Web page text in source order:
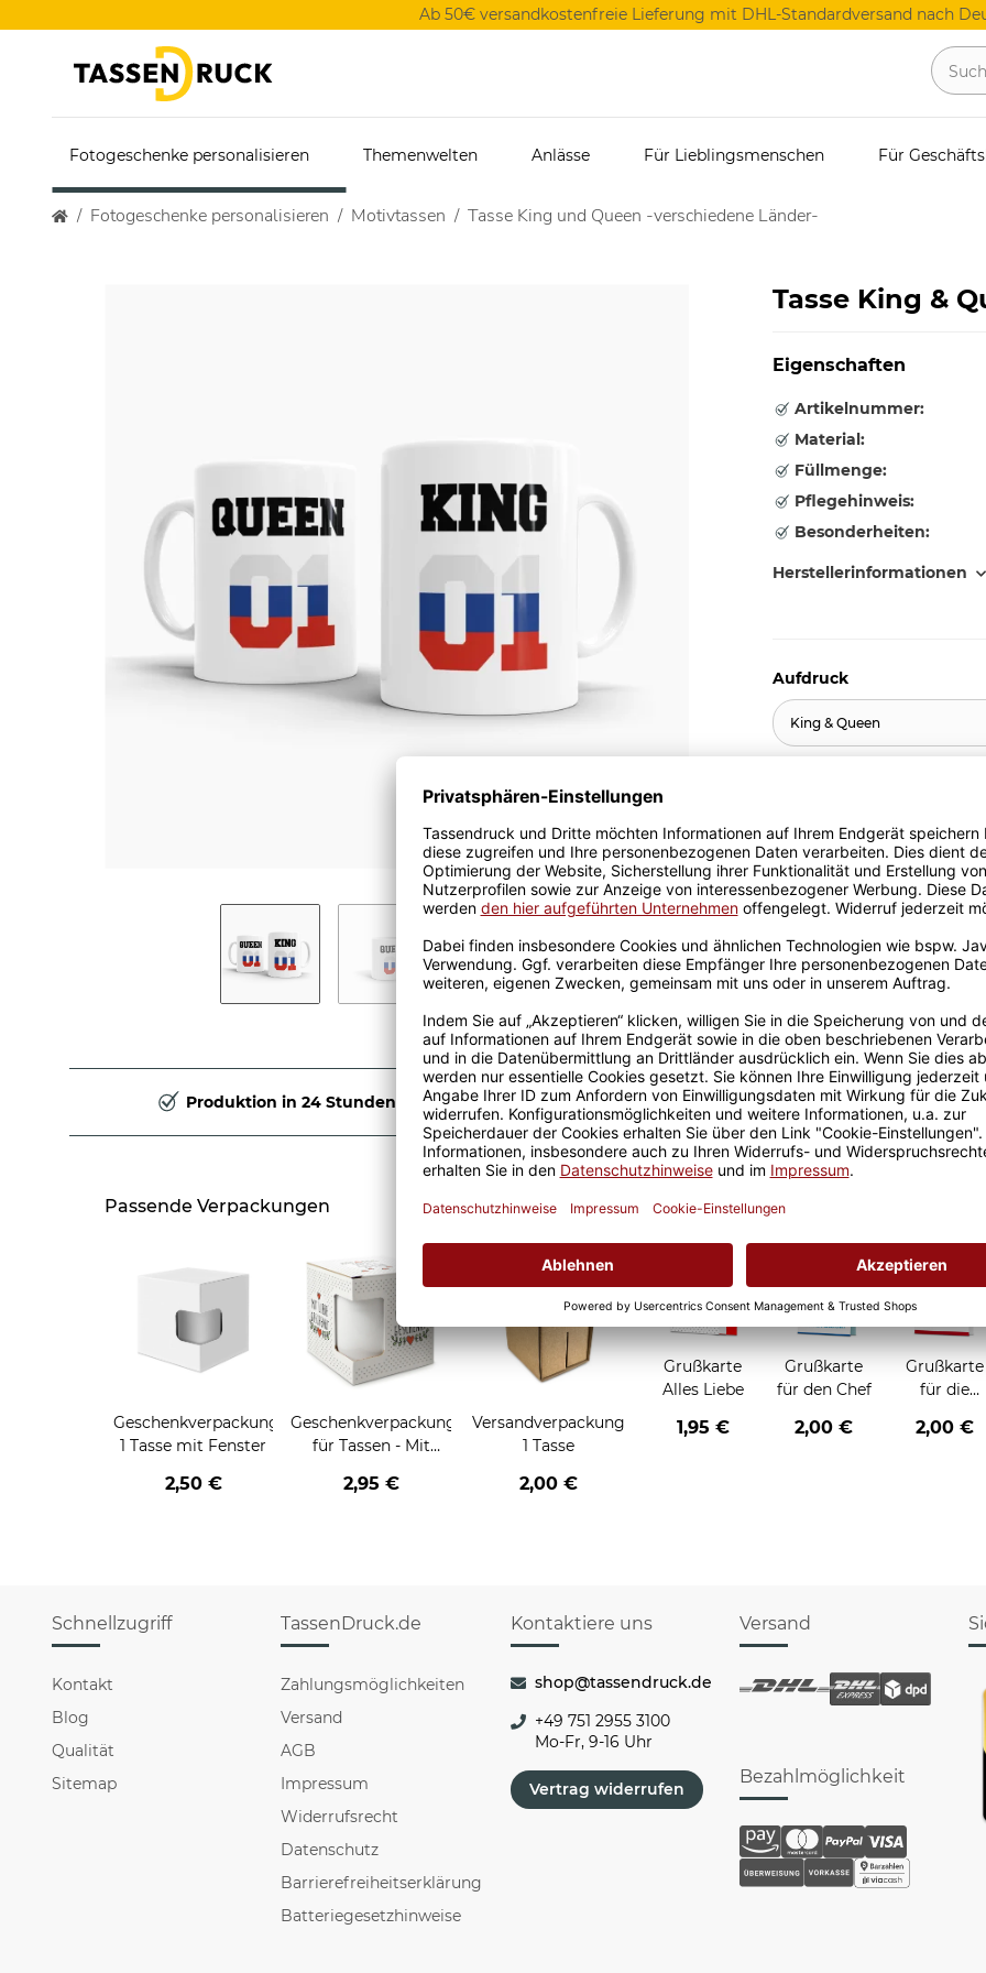
Ab 50€ versandkostenfreie Lieferung mit DHL-Standardversand nach
Fotogeschenke personalisieren Themenwelten Anlässe Für Lieblingsmenschen Für
Fotogeschenke personalisieren Motivtassen Tasse King und Queen -verschiedene Länder-
Tasse King &
Eigenschaften
Artikelnummer:
Material:
Füllmenge:
Pflegehinweis:
Besonderheiten:
Herstellerinformationen
Aufdruck
King & Queen
10,95 €
inkl. 19% MwSt. , zzgl. Versand
Stk
Größere Stückzahl?
Produktion in 24 Stunden Sicherer Kauf Auf Rechnung Produktion in
Passende Verpackungen
Geschenkverpackung
1 Tasse mit Fenster
2,50 €
Geschenkverpackung
für Tassen - Mit
2,95 €
Versandverpackung
1 Tasse
2,00 €
Grußkarten zum Verschenken
Grußkarte
Alles Liebe
1,95 €
Grußkarte
für den Chef
2,00 €
Grußkarte
für die
2,00 €
Schnellzugriff
Kontakt
Blog
Qualität
Sitemap
TassenDruck.de
Zahlungsmöglichkeiten
Versand
AGB
Impressum
Widerrufsrecht
Datenschutz
Barrierefreiheitserklärung
Batteriegesetzhinweise
Kontaktiere uns
shop@tassendruck.de
+49 751 2955 3100
Mo-Fr, 9-16 Uhr
Vertrag widerrufen
Versand
Bezahlmöglichkeit